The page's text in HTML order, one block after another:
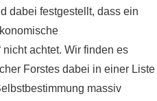
dabei festgestellt, dass ein
achtet. Wir finden es
Forstes dabei in einer Liste
massiv